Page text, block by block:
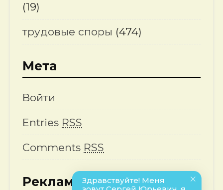
(19)
трудовые споры (474)
Мета
Войти
Entries RSS
Comments RSS
Реклама